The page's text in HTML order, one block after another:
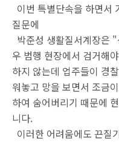
이번 특별단속을 하면서
질문에
박준성 생활질서계장은
우 범행 현장에서 검거해
하지 않는데 업주들이 경
워놓고 망을 보면서 조금
하여 숨어버리기 때문에
니다.
이러한 어려움에도 끈질